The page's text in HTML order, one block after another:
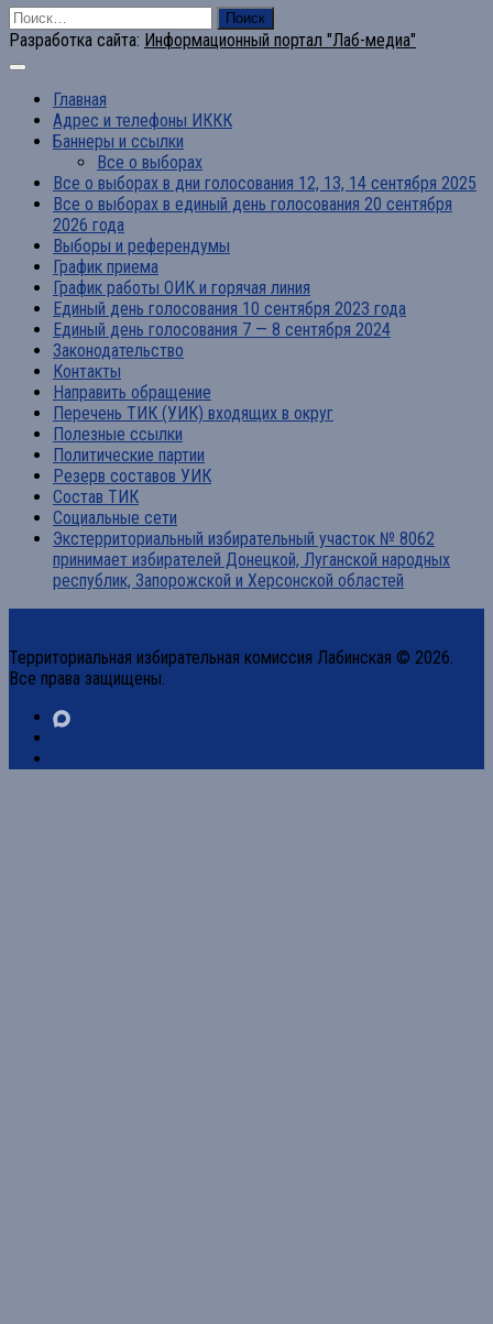
Найти:
Разработка сайта: Информационный портал "Лаб-медиа"
Главная
Адрес и телефоны ИККК
Баннеры и ссылки
Все о выборах
Все о выборах в дни голосования 12, 13, 14 сентября 2025
Все о выборах в единый день голосования 20 сентября
2026 года
Выборы и референдумы
График приема
График работы ОИК и горячая линия
Единый день голосования 10 сентября 2023 года
Единый день голосования 7 — 8 сентября 2024
Законодательство
Контакты
Направить обращение
Перечень ТИК (УИК) входящих в округ
Полезные ссылки
Политические партии
Резерв составов УИК
Состав ТИК
Социальные сети
Экстерриториальный избирательный участок № 8062
принимает избирателей Донецкой, Луганской народных
республик, Запорожской и Херсонской областей
Территориальная избирательная комиссия Лабинская © 2026.
Все права защищены.